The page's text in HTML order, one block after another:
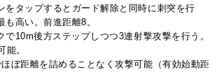
をタップするとガード解除と同時に刺突を行
も高い。前進距離8。
で10m後方ステップしつつ3連射撃攻撃を行う。
能。
ぼ距離を詰めることなく攻撃可能（有効始動距